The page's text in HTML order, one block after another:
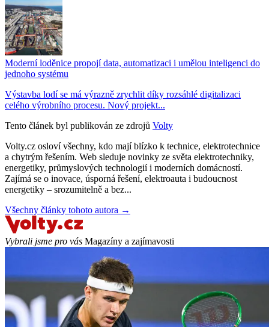
Moderní loděnice propojí data, automatizaci i umělou inteligenci do
jednoho systému
Výstavba lodí se má výrazně zrychlit díky rozsáhlé digitalizaci
celého výrobního procesu. Nový projekt...
Tento článek byl publikován ze zdrojů Volty
Volty.cz osloví všechny, kdo mají blízko k technice, elektrotechnice
a chytrým řešením. Web sleduje novinky ze světa elektrotechniky,
energetiky, průmyslových technologií i moderních domácností.
Zajímá se o inovace, úsporná řešení, elektroauta i budoucnost
energetiky – srozumitelně a bez...
Všechny články tohoto autora →
Vybrali jsme pro vás Magazíny a zajímavosti